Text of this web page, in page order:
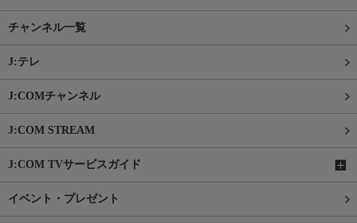
チャンネル一覧
J:テレ
J:COMチャンネル
J:COM STREAM
J:COM TVサービスガイド
イベント・プレゼント